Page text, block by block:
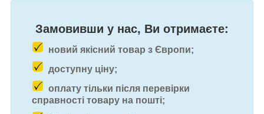
Замовивши у нас, Ви отримаєте:
новий якісний товар з Європи;
доступну ціну;
оплату тільки після перевірки
справності товару на пошті;